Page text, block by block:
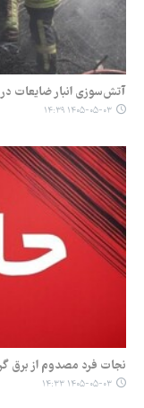
آتش‌سوزی انبار ضایعات
۱۴۰۵-۰۵-۰۳ ۱۴:۳۹
نجات فرد مصدوم از برق
۱۴۰۵-۰۵-۰۳ ۱۴:۳۳